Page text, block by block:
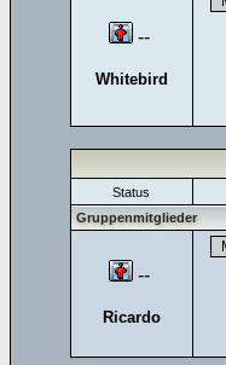
--
Whitebird
Status
Gruppenmitglieder
--
Ricardo